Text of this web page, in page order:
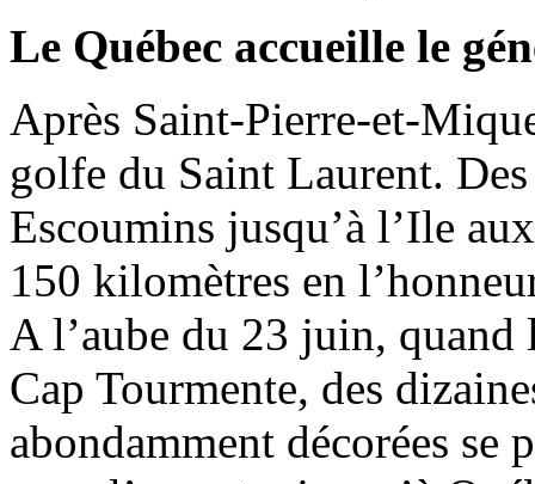
Le Québec accueille le
Après Saint-Pierre-et-
golfe du Saint Laurent.
Escoumins jusqu’à l’Ile
150 kilomètres en
A l’aube du 23 juin,
Cap Tourmente, des
abondamment décorées se